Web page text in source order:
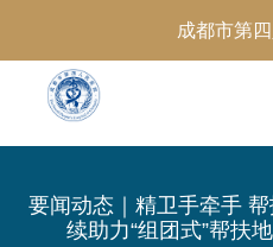
成都市第
要闻动态｜精卫手牵手
续助力“组团式”帮扶